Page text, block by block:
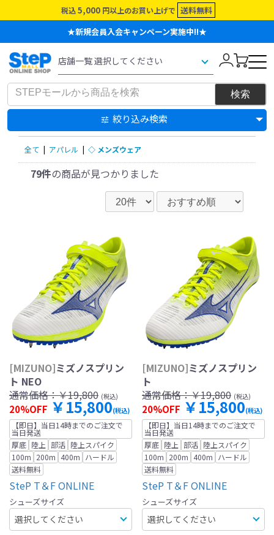
税込 5,000 円以上のお買い上げで 送料無料
★新規会員入会キャンペーン実施中!!★
絞り込み検索
全て | アパレル | ◇ メンズウェア
79件の商品が見つかりました
[MIZUNO]ミズノスプリン
ト NEO
通常価格：￥19,800 (税込)
20%OFF ￥15,800(税込)
【即日】当日14時までのご注文で
当日発送
厚底 陸上 部活 陸上スパイク
100m 200m 400m ハードル
送料無料
SteP T＆F ONLINE
シューズサイズ
[MIZUNO]ミズノスプリン
ト
通常価格：￥19,800 (税込)
20%OFF ￥15,800(税込)
【即日】当日14時までのご注文で
当日発送
厚底 陸上 部活 陸上スパイク
100m 200m 400m ハードル
送料無料
SteP T＆F ONLINE
シューズサイズ